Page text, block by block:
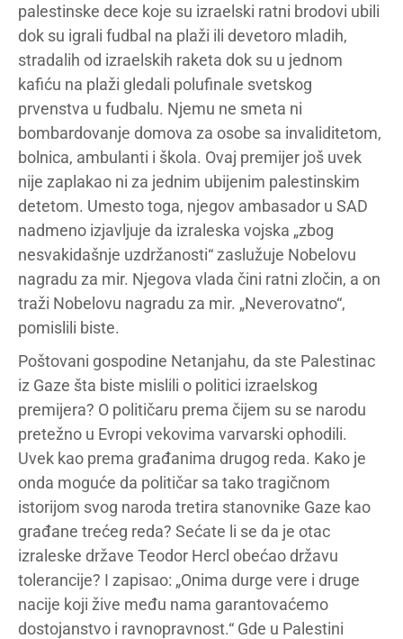
palestinske dece koje su izraelski ratni brodovi ubili
dok su igrali fudbal na plaži ili devetoro mladih,
stradalih od izraelskih raketa dok su u jednom
kafiću na plaži gledali polufinale svetskog
prvenstva u fudbalu. Njemu ne smeta ni
bombardovanje domova za osobe sa invaliditetom,
bolnica, ambulanti i škola. Ovaj premijer još uvek
nije zaplakao ni za jednim ubijenim palestinskim
detetom. Umesto toga, njegov ambasador u SAD
nadmeno izjavljuje da izraleska vojska „zbog
nesvakidašnje uzdržanosti“ zaslužuje Nobelovu
nagradu za mir. Njegova vlada čini ratni zločin, a on
traži Nobelovu nagradu za mir. „Neverovatno“,
pomislili biste.
Poštovani gospodine Netanjahu, da ste Palestinac
iz Gaze šta biste mislili o politici izraelskog
premijera? O političaru prema čijem su se narodu
pretežno u Evropi vekovima varvarski ophodili.
Uvek kao prema građanima drugog reda. Kako je
onda moguće da političar sa tako tragičnom
istorijom svog naroda tretira stanovnike Gaze kao
građane trećeg reda? Sećate li se da je otac
izraleske države Teodor Hercl obećao državu
tolerancije? I zapisao: „Onima durge vere i druge
nacije koji žive među nama garantovaćemo
dostojanstvo i ravnopravnost.“ Gde u Palestini